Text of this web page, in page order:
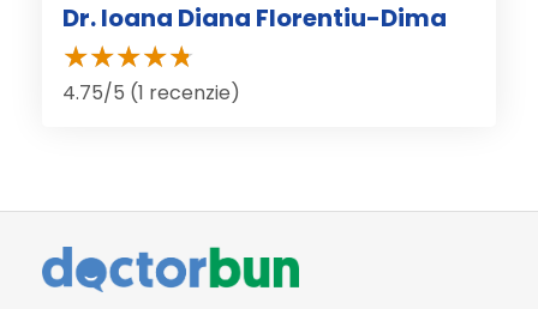
Dr. Ioana Diana Florentiu-Dima
4.75/5 (1 recenzie)